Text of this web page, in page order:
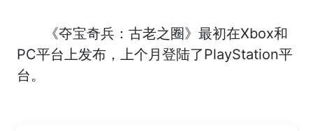
《夺宝奇兵：古老之圈》最初在Xbox和
PC平台上发布，上个月登陆了PlayStation平
台。